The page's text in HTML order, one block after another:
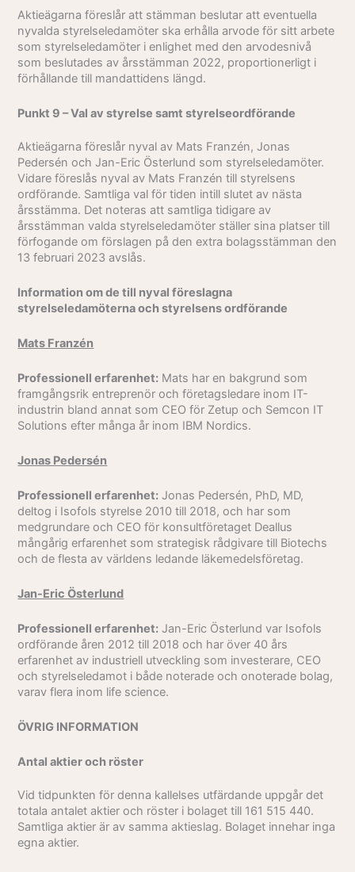
Aktieägarna föreslår att stämman beslutar att eventuella
nyvalda styrelseledamöter ska erhålla arvode för sitt arbete
som styrelseledamöter i enlighet med den arvodesnivå
som beslutades av årsstämman 2022, proportionerligt i
förhållande till mandattidens längd.
Punkt 9 – Val av styrelse samt styrelseordförande
Aktieägarna föreslår nyval av Mats Franzén, Jonas
Pedersén och Jan-Eric Österlund som styrelseledamöter.
Vidare föreslås nyval av Mats Franzén till styrelsens
ordförande. Samtliga val för tiden intill slutet av nästa
årsstämma. Det noteras att samtliga tidigare av
årsstämman valda styrelseledamöter ställer sina platser till
förfogande om förslagen på den extra bolagsstämman den
13 februari 2023 avslås.
Information om de till nyval föreslagna
styrelseledamöterna och styrelsens ordförande
Mats Franzén
Professionell erfarenhet: Mats har en bakgrund som
framgångsrik entreprenör och företagsledare inom IT-
industrin bland annat som CEO för Zetup och Semcon IT
Solutions efter många år inom IBM Nordics.
Jonas Pedersén
Professionell erfarenhet: Jonas Pedersén, PhD, MD,
deltog i Isofols styrelse 2010 till 2018, och har som
medgrundare och CEO för konsultföretaget Deallus
mångårig erfarenhet som strategisk rådgivare till Biotechs
och de flesta av världens ledande läkemedelsföretag.
Jan-Eric Österlund
Professionell erfarenhet: Jan-Eric Österlund var Isofols
ordförande åren 2012 till 2018 och har över 40 års
erfarenhet av industriell utveckling som investerare, CEO
och styrelseledamot i både noterade och onoterade bolag,
varav flera inom life science.
ÖVRIG INFORMATION
Antal aktier och röster
Vid tidpunkten för denna kallelses utfärdande uppgår det
totala antalet aktier och röster i bolaget till 161 515 440.
Samtliga aktier är av samma aktieslag. Bolaget innehar inga
egna aktier.